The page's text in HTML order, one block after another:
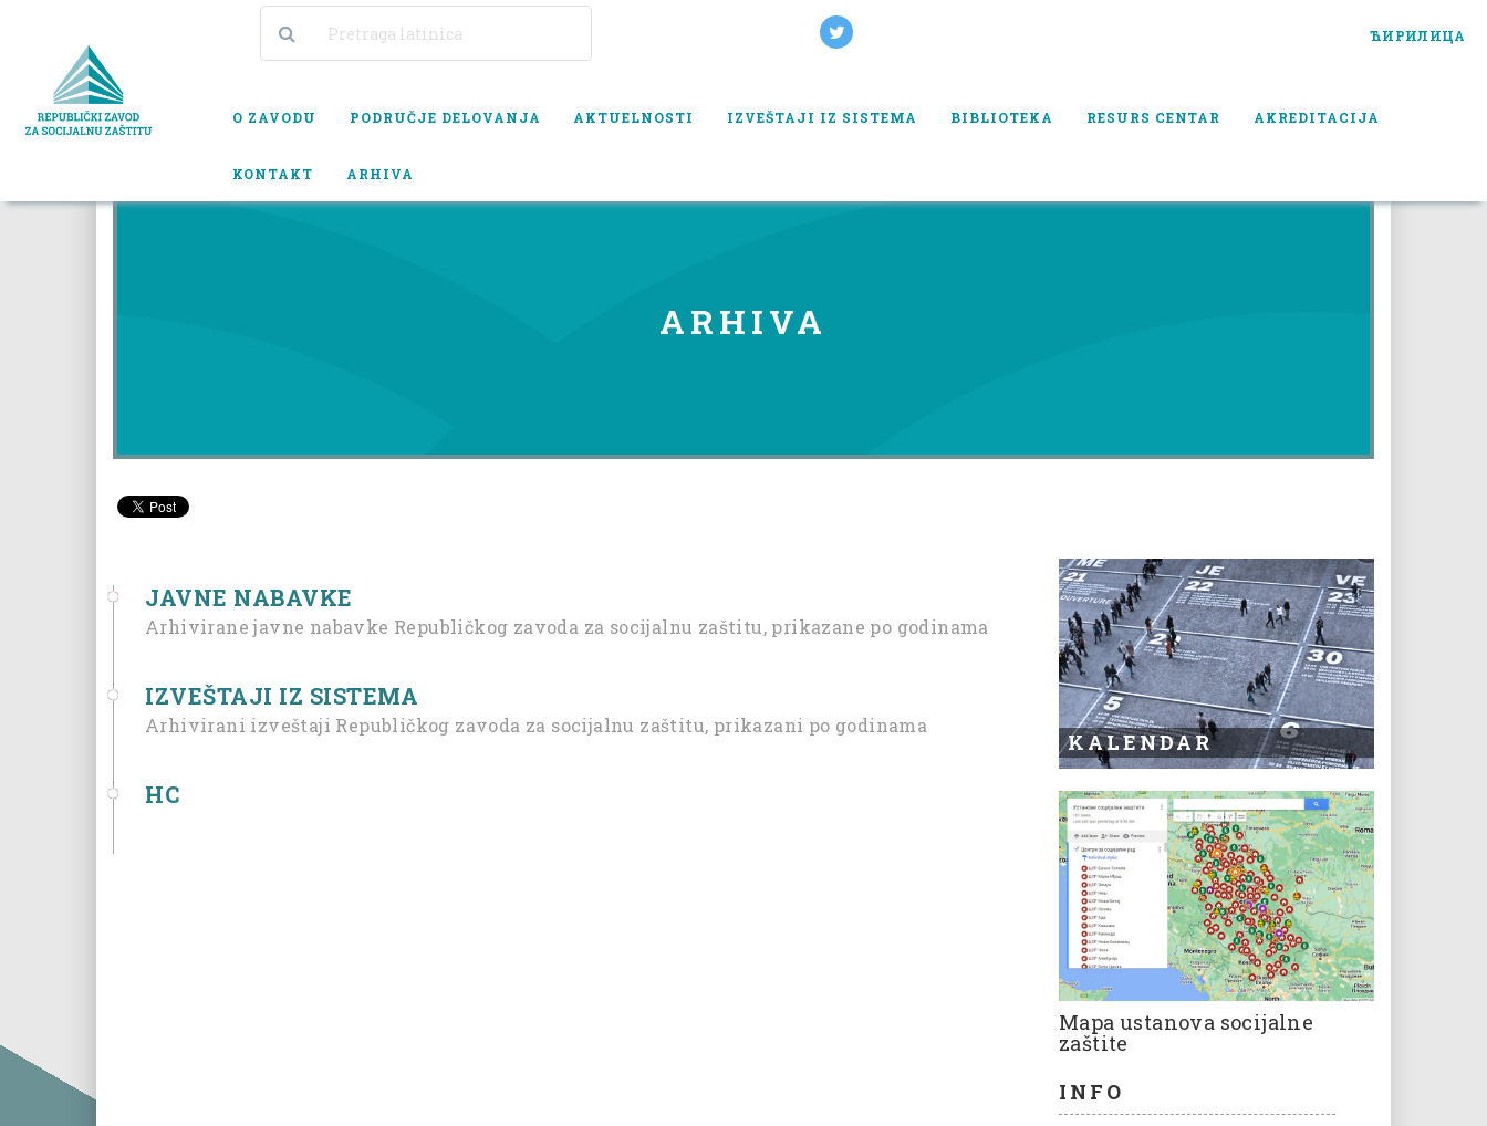
ЋИРИЛИЦА
O ZAVODU PODRUČJE DELOVANJA AKTUELNOSTI IZVEŠTAJI IZ SISTEMA BIBLIOTEKA RESURS CENTAR AKREDITACIJA
KONTAKT ARHIVA
ARHIVA
JAVNE NABAVKE
Arhivirane javne nabavke Republičkog zavoda za socijalnu zaštitu, prikazane po godinama
IZVEŠTAJI IZ SISTEMA
Arhivirani izveštaji Republičkog zavoda za socijalnu zaštitu, prikazani po godinama
НС
KALENDAR
Mapa ustanova socijalne
zaštite
INFO